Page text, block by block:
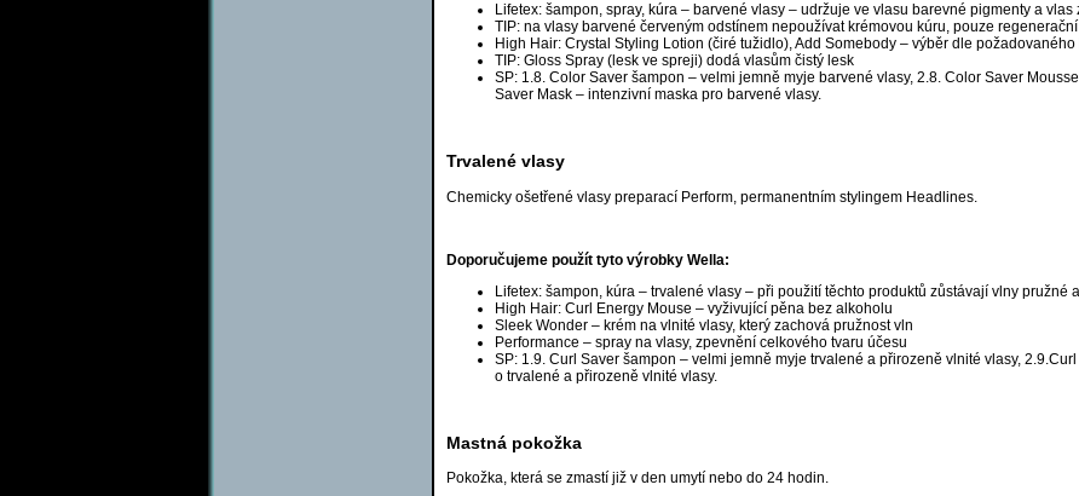
Lifetex: šampon, spray, kúra – barvené vlasy – udržuje ve vlasu barevné pigmenty a vlas
TIP: na vlasy barvené červeným odstínem nepoužívat krémovou kúru, pouze
High Hair: Crystal Styling Lotion (čiré tužidlo), Add Somebody – výběr dle
TIP: Gloss Spray (lesk ve spreji) dodá vlasům čistý lesk
SP: 1.8. Color Saver šampon – velmi jemně myje barvené vlasy, 2.8. Color Saver
Saver Mask – intenzivní maska pro barvené vlasy.
Trvalené vlasy
Chemicky ošetřené vlasy preparací Perform, permanentním stylingem Headlines.
Doporučujeme použít tyto výrobky Wella:
Lifetex: šampon, kúra – trvalené vlasy – při použití těchto produktů zůstávají vlny pružné
High Hair: Curl Energy Mouse – vyživující pěna bez alkoholu
Sleek Wonder – krém na vlnité vlasy, který zachová pružnost vln
Performance – spray na vlasy, zpevnění celkového tvaru účesu
SP: 1.9. Curl Saver šampon – velmi jemně myje trvalené a přirozeně vlnité vlasy,
o trvalené a přirozeně vlnité vlasy.
Mastná pokožka
Pokožka, která se zmastí již v den umytí nebo do 24 hodin.